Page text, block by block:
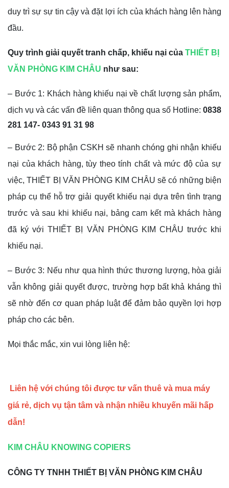
duy trì sự sự tin cậy và đặt lợi ích của khách hàng lên hàng
đầu.
Quy trình giải quyết tranh chấp, khiếu nại của THIẾT BỊ
VĂN PHÒNG KIM CHÂU như sau:
– Bước 1: Khách hàng khiếu nại về chất lượng sản phẩm,
dịch vụ và các vấn đề liên quan thông qua số Hotline: 0838
281 147- 0343 91 31 98
– Bước 2: Bộ phận CSKH sẽ nhanh chóng ghi nhận khiếu
nại của khách hàng, tùy theo tính chất và mức độ của sự
việc,THIẾT BỊ VĂN PHÒNG KIM CHÂU sẽ có những biện
pháp cụ thể hỗ trợ giải quyết khiếu nại dựa trên tình trạng
trước và sau khi khiếu nại, bảng cam kết mà khách hàng
đã ký vớiTHIẾT BỊ VĂN PHÒNG KIM CHÂU trước khi
khiếu nại.
– Bước 3: Nếu như qua hình thức thương lượng, hòa giải
vẫn không giải quyết được, trường hợp bất khả kháng thì
sẽ nhờ đến cơ quan pháp luật để đảm bảo quyền lợi hợp
pháp cho các bên.
Mọi thắc mắc, xin vui lòng liên hệ:
Liên hệ với chúng tôi được tư vấn thuê và mua máy
giá rẻ, dịch vụ tận tâm và nhận nhiều khuyến mãi hấp
dẫn!
KIM CHÂU KNOWING COPIERS
CÔNG TY TNHH THIẾT BỊ VĂN PHÒNG KIM CHÂU